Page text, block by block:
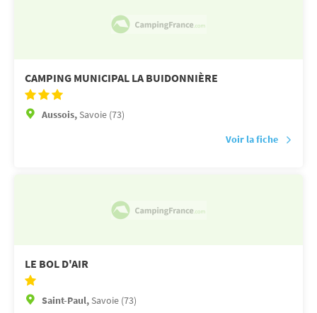
CAMPING MUNICIPAL LA BUIDONNIÈRE
Aussois, Savoie (73)
Voir la fiche
LE BOL D'AIR
Saint-Paul, Savoie (73)